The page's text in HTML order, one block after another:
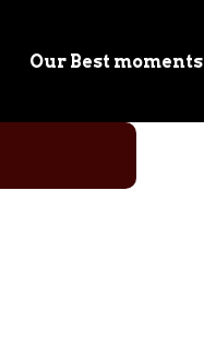
Our Best moments